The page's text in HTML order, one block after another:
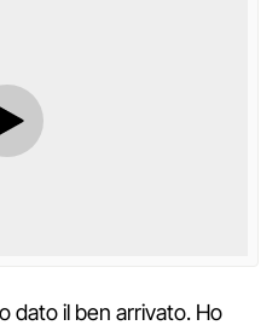
dato il ben arrivato. Ho